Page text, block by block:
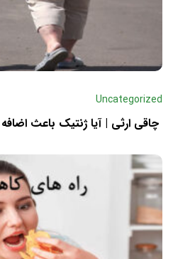
Uncategorized
چاقی ارثی | آیا ژنتیک باعث